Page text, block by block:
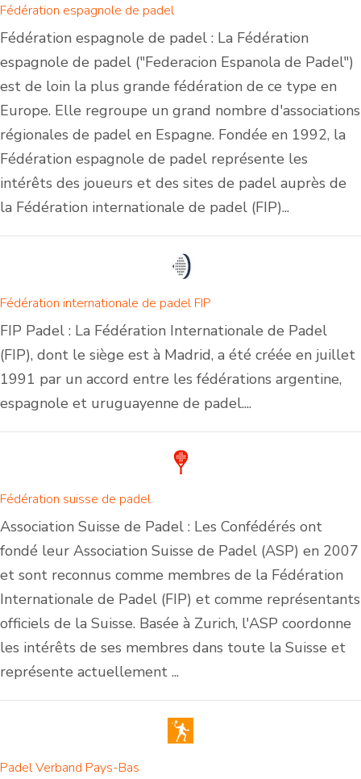
Fédération espagnole de padel
Fédération espagnole de padel : La Fédération
espagnole de padel ("Federacion Espanola de Padel")
est de loin la plus grande fédération de ce type en
Europe. Elle regroupe un grand nombre d'associations
régionales de padel en Espagne. Fondée en 1992, la
Fédération espagnole de padel représente les
intérêts des joueurs et des sites de padel auprès de
la Fédération internationale de padel (FIP)...
Fédération internationale de padel FIP
FIP Padel : La Fédération Internationale de Padel
(FIP), dont le siège est à Madrid, a été créée en juillet
1991 par un accord entre les fédérations argentine,
espagnole et uruguayenne de padel....
Fédération suisse de padel
Association Suisse de Padel : Les Confédérés ont
fondé leur Association Suisse de Padel (ASP) en 2007
et sont reconnus comme membres de la Fédération
Internationale de Padel (FIP) et comme représentants
officiels de la Suisse. Basée à Zurich, l'ASP coordonne
les intérêts de ses membres dans toute la Suisse et
représente actuellement ...
Padel Verband Pays-Bas